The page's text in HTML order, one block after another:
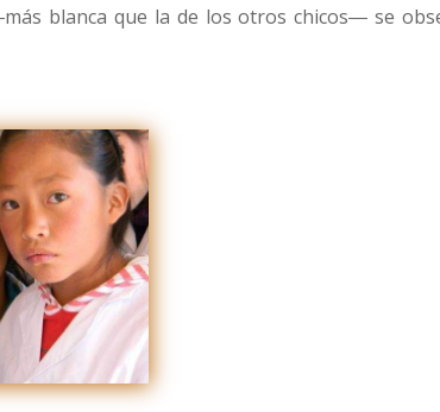
blanca que la de los otros chicos― se